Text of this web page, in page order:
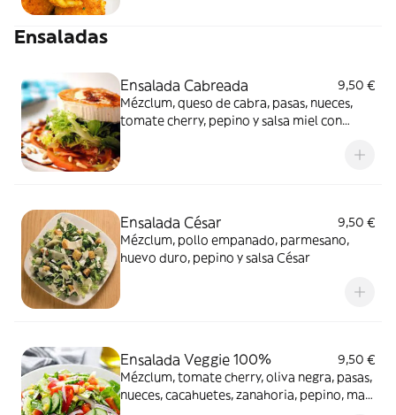
Ensaladas
Ensalada Cabreada
9,50 €
Mézclum, queso de cabra, pasas, nueces,
tomate cherry, pepino y salsa miel con
Ensalada César
9,50 €
Mézclum, pollo empanado, parmesano,
huevo duro, pepino y salsa César
Ensalada Veggie 100%
9,50 €
Mézclum, tomate cherry, oliva negra, pasas,
nueces, cacahuetes, zanahoria, pepino, maíz